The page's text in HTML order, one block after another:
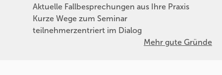
Aktuelle Fallbesprechungen aus Ihre Praxis
Kurze Wege zum Seminar
teilnehmerzentriert im Dialog
Mehr gute Gründe